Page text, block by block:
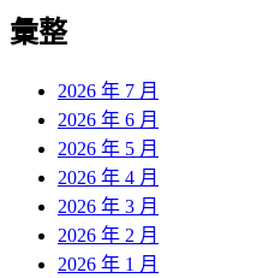
覽
彙整
2026 年 7 月
2026 年 6 月
2026 年 5 月
2026 年 4 月
2026 年 3 月
2026 年 2 月
2026 年 1 月